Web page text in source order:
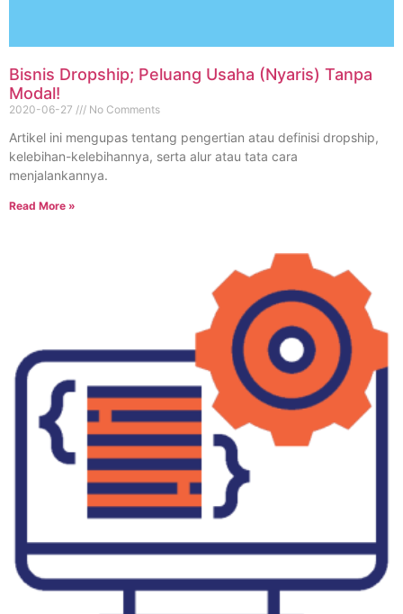
Bisnis Dropship; Peluang Usaha (Nyaris) Tanpa
Modal!
2020-06-27 No Comments
Artikel ini mengupas tentang pengertian atau definisi dropship,
kelebihan-kelebihannya, serta alur atau tata cara
menjalankannya.
Read More »